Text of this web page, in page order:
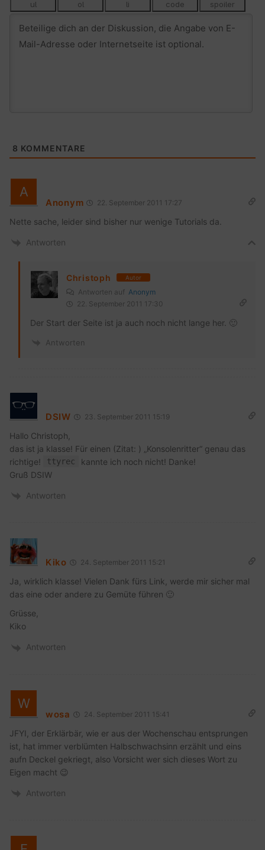
8 KOMMENTARE
Anonym 22. September 2011 17:27
Nette sache, leider sind bisher nur wenige Tutorials da.
Antworten
Christoph Autor
Antworten auf Anonym
22. September 2011 17:30
Der Start der Seite ist ja auch noch nicht lange her. 🙂
Antworten
DSIW 23. September 2011 15:19
Hallo Christoph,
das ist ja klasse! Für einen (Zitat: ) „Konsolenritter“ genau das
richtige!
ttyrec
kannte ich noch nicht! Danke!
Gruß DSIW
Antworten
Kiko 24. September 2011 15:21
Ja, wirklich klasse! Vielen Dank fürs Link, werde mir sicher mal
das eine oder andere zu Gemüte führen 🙂
Grüsse,
Kiko
Antworten
wosa 24. September 2011 15:41
JFYI, der Erklärbär, wie er aus der Wochenschau entsprungen
ist, hat immer verblümten Halbschwachsinn erzählt und eins
aufn Deckel gekriegt, also Vorsicht wer sich dieses Wort zu
Eigen macht 😉
Antworten